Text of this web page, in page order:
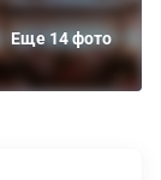
Еще 14 фото